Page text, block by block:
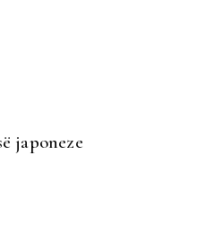
SHPORTË
japoneze